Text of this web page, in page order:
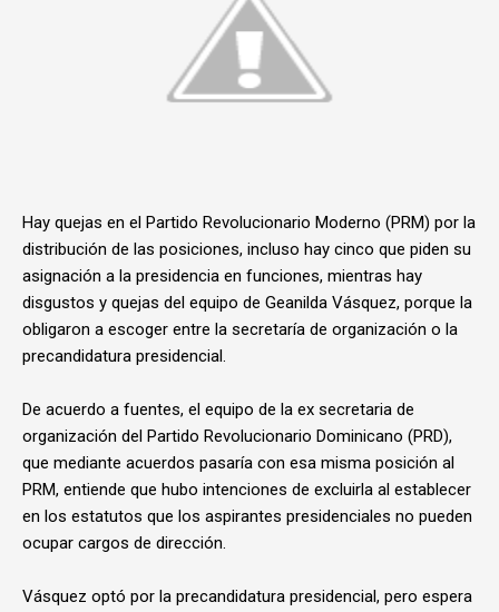
Hay quejas en el Partido Revolucionario Moderno (PRM) por la
distribución de las posiciones, incluso hay cinco que piden su
asignación a la presidencia en funciones, mientras hay
disgustos y quejas del equipo de Geanilda Vásquez, porque la
obligaron a escoger entre la secretaría de organización o la
precandidatura presidencial.
De acuerdo a fuentes, el equipo de la ex secretaria de
organización del Partido Revolucionario Dominicano (PRD),
que mediante acuerdos pasaría con esa misma posición al
PRM, entiende que hubo intenciones de excluirla al establecer
en los estatutos que los aspirantes presidenciales no pueden
ocupar cargos de dirección.
Vásquez optó por la precandidatura presidencial, pero espera